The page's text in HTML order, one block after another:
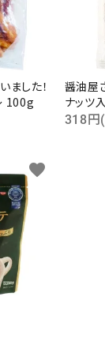
ました！
100g
醤油屋
ナッツ
318円
favorite